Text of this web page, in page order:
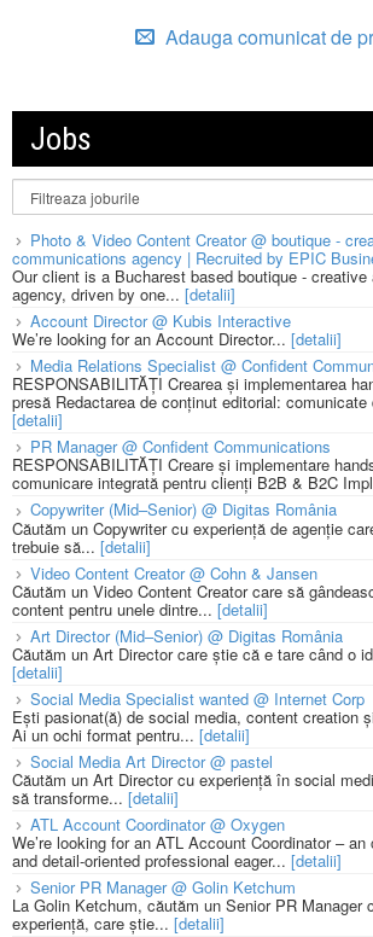
Adauga comunicat de
Jobs
Photo & Video Content Creator @ boutique -
communications agency | Recruited by EPIC
Our client is a Bucharest based boutique -
agency, driven by one... [detalii]
Account Director @ Kubis Interactive
We’re looking for an Account Director... [detalii]
Media Relations Specialist @ Confident
RESPONSABILITĂȚI Crearea și implementarea
presă Redactarea de conținut editorial:
[detalii]
PR Manager @ Confident Communications
RESPONSABILITĂȚI Creare și implementare
comunicare integrată pentru clienți B2B & B2C
Copywriter (Mid–Senior) @ Digitas România
Căutăm un Copywriter cu experiență de agenție
trebuie să... [detalii]
Video Content Creator @ Cohn & Jansen
Căutăm un Video Content Creator care să
content pentru unele dintre... [detalii]
Art Director (Mid–Senior) @ Digitas România
Căutăm un Art Director care știe că e tare când o
[detalii]
Social Media Specialist wanted @ Internet Corp
Ești pasionat(ă) de social media, content creation
Ai un ochi format pentru... [detalii]
Social Media Art Director @ pastel
Căutăm un Art Director cu experiență în social
să transforme... [detalii]
ATL Account Coordinator @ Oxygen
We’re looking for an ATL Account Coordinator –
and detail-oriented professional eager... [detalii]
Senior PR Manager @ Golin Ketchum
La Golin Ketchum, căutăm un Senior PR Manager
experiență, care știe... [detalii]